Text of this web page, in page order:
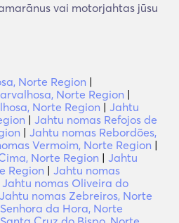
vai motorjahtas jūsu
Norte Region |
Norte Region |
Norte Region | Jahtu
| Jahtu nomas Refojos de
| Jahtu nomas Rebordões,
Vermoim, Norte Region |
Norte Region | Jahtu
Region | Jahtu nomas
Jahtu nomas Oliveira do
Jahtu nomas Zebreiros, Norte
da Hora, Norte